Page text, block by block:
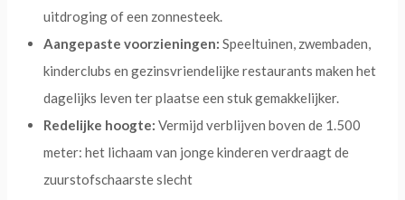
uitdroging of een zonnesteek.
Aangepaste voorzieningen: Speeltuinen, zwembaden,
kinderclubs en gezinsvriendelijke restaurants maken het
dagelijks leven ter plaatse een stuk gemakkelijker.
Redelijke hoogte: Vermijd verblijven boven de 1.500
meter: het lichaam van jonge kinderen verdraagt de
zuurstofschaarste slecht